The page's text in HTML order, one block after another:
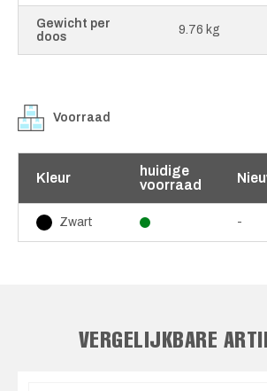
Gewicht per
doos
9.76 kg
Voorraad
Kleur
huidige
voorraad
Zwart -
VERGELIJKBARE